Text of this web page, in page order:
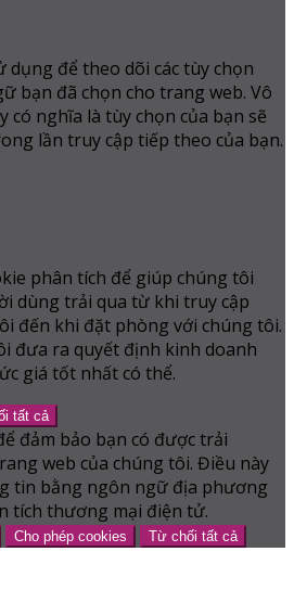
dụng để theo dõi các tùy chọn
bạn đã chọn cho trang web. Vô
có nghĩa là tùy chọn của bạn sẽ
lần truy cập tiếp theo của bạn.
phân tích để giúp chúng tôi
dùng trải qua từ khi truy cập
đến khi đặt phòng với chúng tôi.
đưa ra quyết định kinh doanh
giá tốt nhất có thể.
tất cả
đảm bảo bạn có được trải
web của chúng tôi. Điều này
tin bằng ngôn ngữ địa phương
tích thương mại điện tử.
Cho phép cookies Từ chối tất cả